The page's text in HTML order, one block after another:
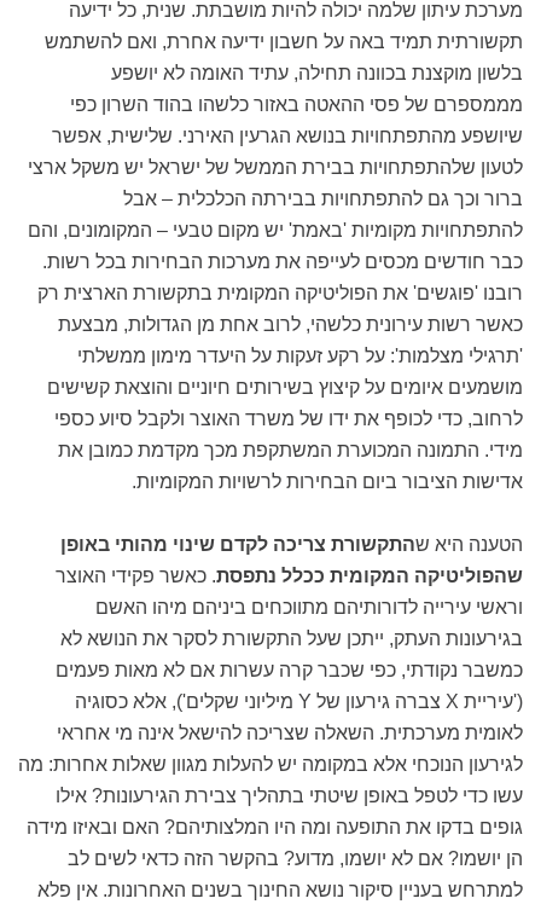
מערכת עיתון שלמה יכולה להיות מושבתת. שנית, כל ידיעה
תקשורתית תמיד באה על חשבון ידיעה אחרת, ואם להשתמש
בלשון מוקצנת בכוונה תחילה, עתיד האומה לא יושפע
מממספרם של פסי ההאטה באזור כלשהו בהוד השרון כפי
שיושפע מהתפתחויות בנושא הגרעין האירני. שלישית, אפשר
לטעון שלהתפתחויות בבירת הממשל של ישראל יש משקל ארצי
ברור וכך גם להתפתחויות בבירתה הכלכלית – אבל
להתפתחויות מקומיות 'באמת' יש מקום טבעי – המקומונים, והם
כבר חודשים מכסים לעייפה את מערכות הבחירות בכל רשות.
רובנו 'פוגשים' את הפוליטיקה המקומית בתקשורת הארצית רק
כאשר רשות עירונית כלשהי, לרוב אחת מן הגדולות, מבצעת
'תרגילי מצלמות': על רקע זעקות על היעדר מימון ממשלתי
מושמעים איומים על קיצוץ בשירותים חיוניים והוצאת קשישים
לרחוב, כדי לכופף את ידו של משרד האוצר ולקבל סיוע כספי
מידי. התמונה המכוערת המשתקפת מכך מקדמת כמובן את
אדישות הציבור ביום הבחירות לרשויות המקומיות.
הטענה היא שהתקשורת צריכה לקדם שינוי מהותי באופן
שהפוליטיקה המקומית ככלל נתפסת. כאשר פקידי האוצר
וראשי עירייה לדורותיהם מתווכחים ביניהם מיהו האשם
בגירעונות העתק, ייתכן שעל התקשורת לסקר את הנושא לא
כמשבר נקודתי, כפי שכבר קרה עשרות אם לא מאות פעמים
('עיריית X צברה גירעון של Y מיליוני שקלים'), אלא כסוגיה
לאומית מערכתית. השאלה שצריכה להישאל אינה מי אחראי
לגירעון הנוכחי אלא במקומה יש להעלות מגוון שאלות אחרות: מה
עשו כדי לטפל באופן שיטתי בתהליך צבירת הגירעונות? אילו
גופים בדקו את התופעה ומה היו המלצותיהם? האם ובאיזו מידה
הן יושמו? אם לא יושמו, מדוע? בהקשר הזה כדאי לשים לב
למתרחש בעניין סיקור נושא החינוך בשנים האחרונות. אין פלא